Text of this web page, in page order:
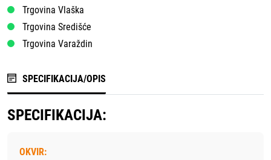
Trgovina Vlaška
Trgovina Središće
Trgovina Varaždin
SPECIFIKACIJA/OPIS
SPECIFIKACIJA:
OKVIR: